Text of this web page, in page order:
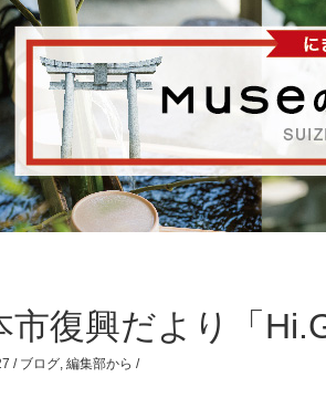
市復興だより「
/ ブログ 編集部から /